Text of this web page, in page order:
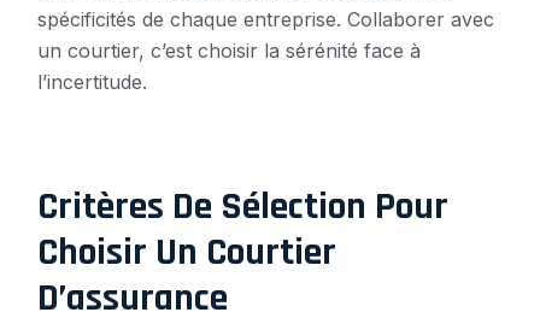
spécificités de chaque entreprise. Collaborer avec
un courtier, c’est choisir la sérénité face à
l’incertitude.
Critères De Sélection Pour
Choisir Un Courtier
D’assurance